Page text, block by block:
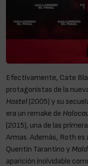
Efectivamente, Cate
protagonistas de la
Hostel (2005) y su
era un remake de
(2015), una de las
Armas. Además, Roth
Quentin Tarantino y
aparición inolvidable